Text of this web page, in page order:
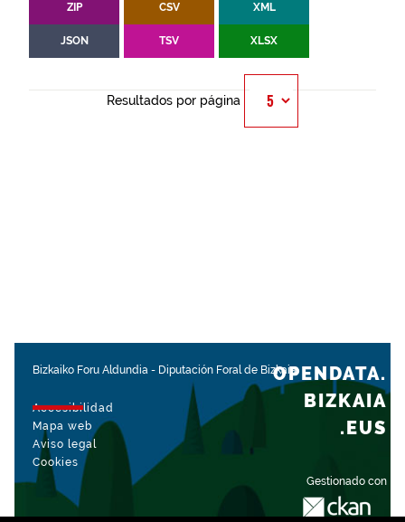
ZIP CSV XML
JSON TSV XLSX
Resultados por página
Bizkaiko Foru Aldundia - Diputación Foral de Bizkaia
Accesibilidad
Mapa web
Aviso legal
Cookies
Gestionado con
OPENDATA.
BIZKAIA
.EUS